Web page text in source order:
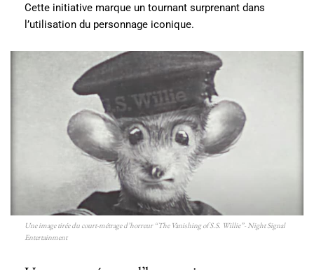
Cette initiative marque un tournant surprenant dans
l’utilisation du personnage iconique.
Une image tirée du court-métrage d’horreur “The Vanishing of S.S. Willie”- Night Signal
Entertainment